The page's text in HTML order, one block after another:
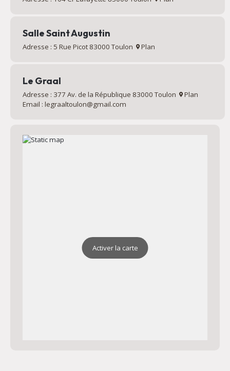
Salle Saint Augustin
Adresse : 5 Rue Picot 83000 Toulon Plan
Le Graal
Adresse : 377 Av. de la République 83000 Toulon
Plan
Email : legraaltoulon@gmail.com
Activer la carte